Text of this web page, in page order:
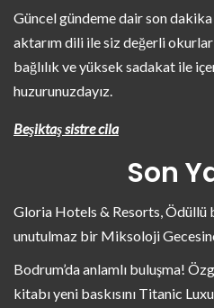
Güncel gündeme dair son
aktarım dili ile siz değerli
bağlılık ve yüksek sadakat ile
huzurunuzdayız.
Beşiktaş sistre cila
Son
Gloria Hotels & Resorts, Ödüllü
unutulmaz bir Miksoloji
Bodrum’da anlamlı buluşma!
kitabı yeni baskısını Titanic